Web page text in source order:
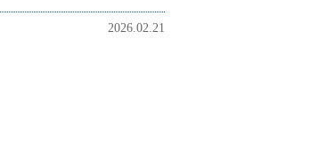
2026.02.21